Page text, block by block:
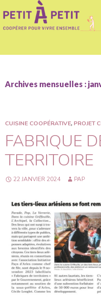
Archives mensuelles :
CUISINE COOPÉRATIVE, PROJET
FABRIQUE
TERRITOIRE
22 JANVIER 2024 PAP